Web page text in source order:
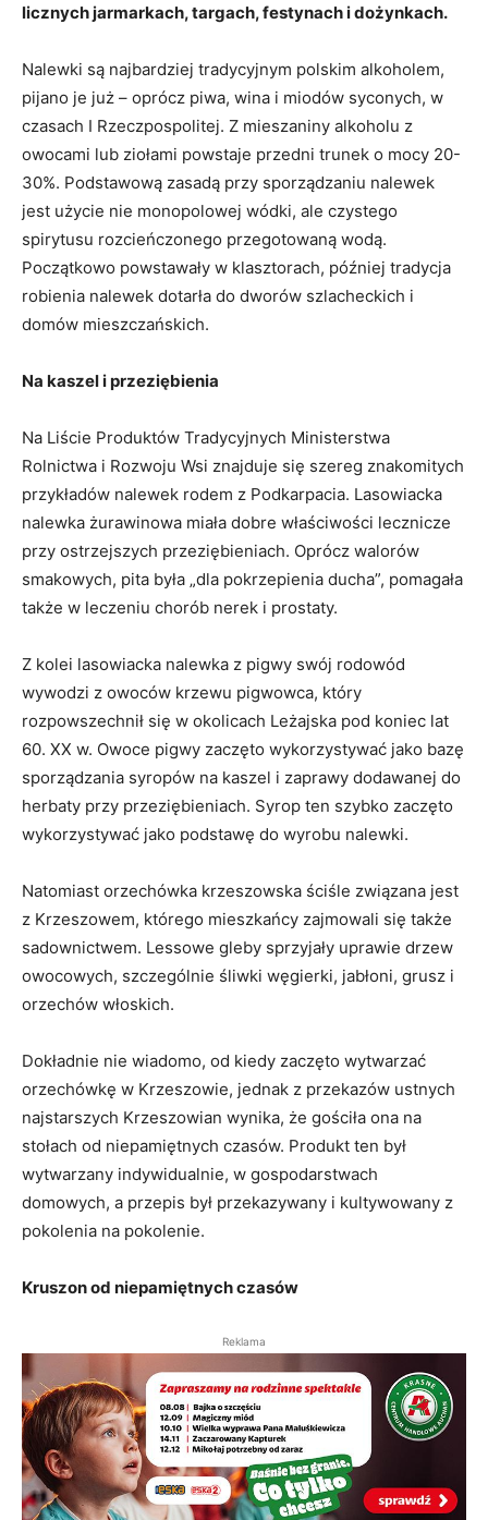
licznych jarmarkach, targach, festynach i dożynkach.
Nalewki są najbardziej tradycyjnym polskim alkoholem,
pijano je już – oprócz piwa, wina i miodów syconych, w
czasach I Rzeczpospolitej. Z mieszaniny alkoholu z
owocami lub ziołami powstaje przedni trunek o mocy 20-
30%. Podstawową zasadą przy sporządzaniu nalewek
jest użycie nie monopolowej wódki, ale czystego
spirytusu rozcieńczonego przegotowaną wodą.
Początkowo powstawały w klasztorach, później tradycja
robienia nalewek dotarła do dworów szlacheckich i
domów mieszczańskich.
Na kaszel i przeziębienia
Na Liście Produktów Tradycyjnych Ministerstwa
Rolnictwa i Rozwoju Wsi znajduje się szereg znakomitych
przykładów nalewek rodem z Podkarpacia. Lasowiacka
nalewka żurawinowa miała dobre właściwości lecznicze
przy ostrzejszych przeziębieniach. Oprócz walorów
smakowych, pita była „dla pokrzepienia ducha”, pomagała
także w leczeniu chorób nerek i prostaty.
Z kolei lasowiacka nalewka z pigwy swój rodowód
wywodzi z owoców krzewu pigwowca, który
rozpowszechnił się w okolicach Leżajska pod koniec lat
60. XX w. Owoce pigwy zaczęto wykorzystywać jako bazę
sporządzania syropów na kaszel i zaprawy dodawanej do
herbaty przy przeziębieniach. Syrop ten szybko zaczęto
wykorzystywać jako podstawę do wyrobu nalewki.
Natomiast orzechówka krzeszowska ściśle związana jest
z Krzeszowem, którego mieszkańcy zajmowali się także
sadownictwem. Lessowe gleby sprzyjały uprawie drzew
owocowych, szczególnie śliwki węgierki, jabłoni, grusz i
orzechów włoskich.
Dokładnie nie wiadomo, od kiedy zaczęto wytwarzać
orzechówkę w Krzeszowie, jednak z przekazów ustnych
najstarszych Krzeszowian wynika, że gościła ona na
stołach od niepamiętnych czasów. Produkt ten był
wytwarzany indywidualnie, w gospodarstwach
domowych, a przepis był przekazywany i kultywowany z
pokolenia na pokolenie.
Kruszon od niepamiętnych czasów
Reklama